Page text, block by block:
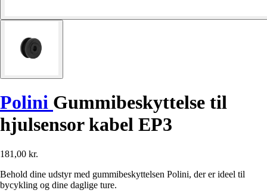
Polini Gummibeskyttelse til
hjulsensor kabel EP3
181,00 kr.
Behold dine udstyr med gummibeskyttelsen Polini, der er ideel til
bycykling og dine daglige ture.